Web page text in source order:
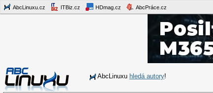
AbcLinuxu.cz ITBiz.cz HDmag.cz AbcPráce.cz
AbcLinuxu hledá autory!